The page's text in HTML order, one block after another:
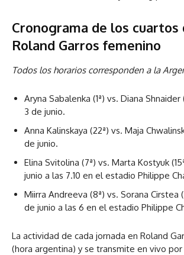
Cronograma de los cuartos
Roland Garros femenino
Todos los horarios corresponden a la
Aryna Sabalenka (1ª) vs. Diana
3 de junio.
Anna Kalinskaya (22ª) vs. Maja
de junio.
Elina Svitolina (7ª) vs. Marta Kostyuk
junio a las 7.10 en el estadio Philippe
Miirra Andreeva (8ª) vs. Sorana Cirstea
de junio a las 6 en el estadio Philippe
La actividad de cada jornada en Roland
(hora argentina) y se transmite en vivo